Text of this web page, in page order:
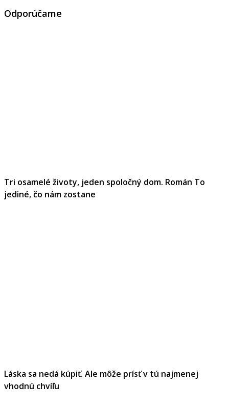
Odporúčame
Tri osamelé životy, jeden spoločný dom. Román To
jediné, čo nám zostane
Láska sa nedá kúpiť. Ale môže prísť v tú najmenej
vhodnú chvíľu